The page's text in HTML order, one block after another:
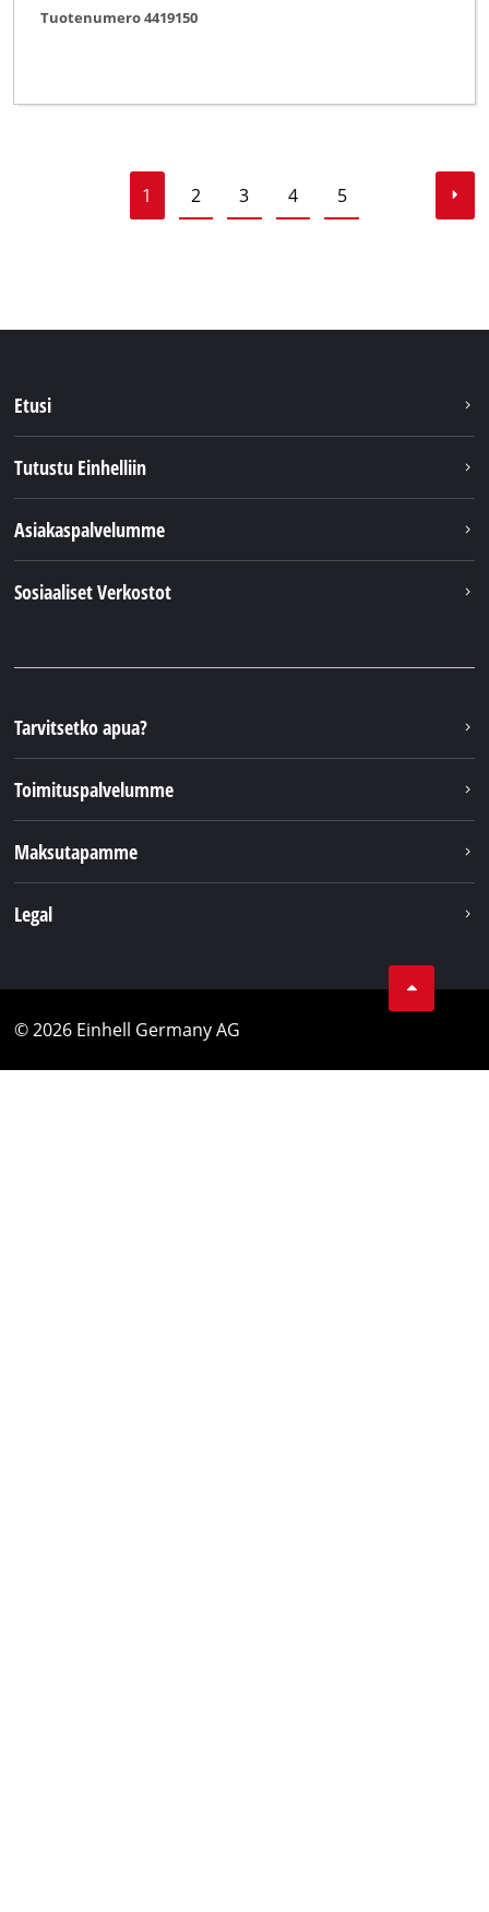
Tuotenumero 4419150
1 2 3 4 5
Etusi
Tutustu Einhelliin
Asiakaspalvelumme
Sosiaaliset Verkostot
Tarvitsetko apua?
Toimituspalvelumme
Maksutapamme
Legal
© 2026 Einhell Germany AG